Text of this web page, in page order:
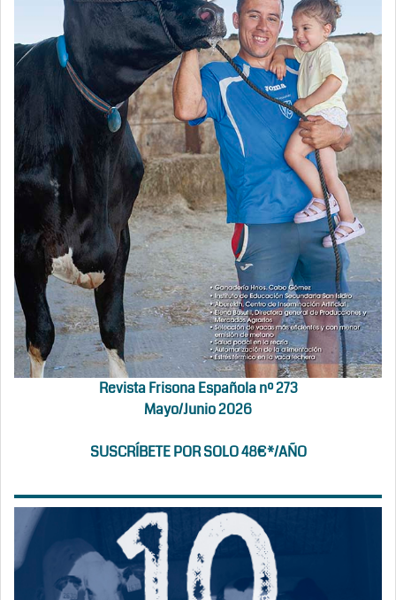
Revista Frisona Española nº 273
Mayo/Junio 2026
SUSCRÍBETE POR SOLO 48€*/AÑO